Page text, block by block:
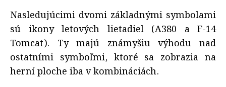
Nasledujúcimi dvomi základnými symbolami
sú ikony letových lietadiel (A380 a F-14
Tomcat). Ty majú známyšiu výhodu nad
ostatními symboľmi, ktoré sa zobrazia na
herní ploche iba v kombináciách.